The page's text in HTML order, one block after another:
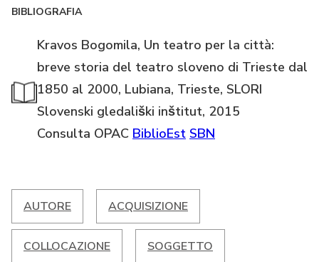
BIBLIOGRAFIA
Kravos Bogomila, Un teatro per la città:
breve storia del teatro sloveno di Trieste dal
1850 al 2000, Lubiana, Trieste, SLORI
Slovenski gledališki inštitut, 2015
Consulta OPAC BiblioEst SBN
AUTORE ACQUISIZIONE
COLLOCAZIONE SOGGETTO